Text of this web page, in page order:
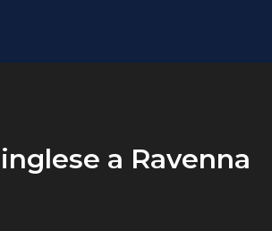
a Ravenna